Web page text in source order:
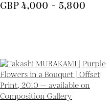
GBP 4,000 - 5,800